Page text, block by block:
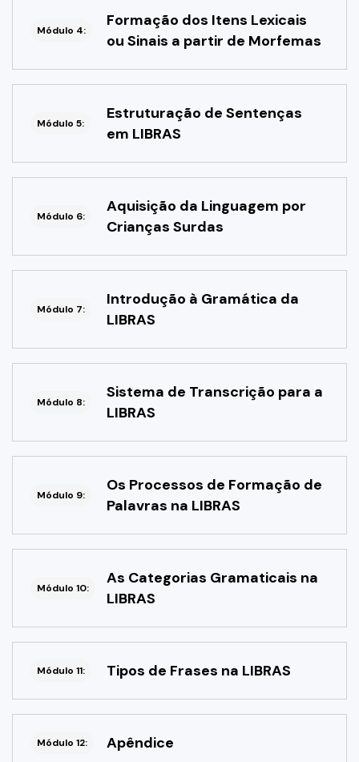
Módulo 4:
Formação dos Itens Lexicais
ou Sinais a partir de Morfemas
Módulo 5:
Estruturação de Sentenças
em LIBRAS
Módulo 6:
Aquisição da Linguagem por
Crianças Surdas
Módulo 7:
Introdução à Gramática da
LIBRAS
Módulo 8:
Sistema de Transcrição para a
LIBRAS
Módulo 9:
Os Processos de Formação de
Palavras na LIBRAS
Módulo 10:
As Categorias Gramaticais na
LIBRAS
Módulo 11: Tipos de Frases na LIBRAS
Módulo 12: Apêndice